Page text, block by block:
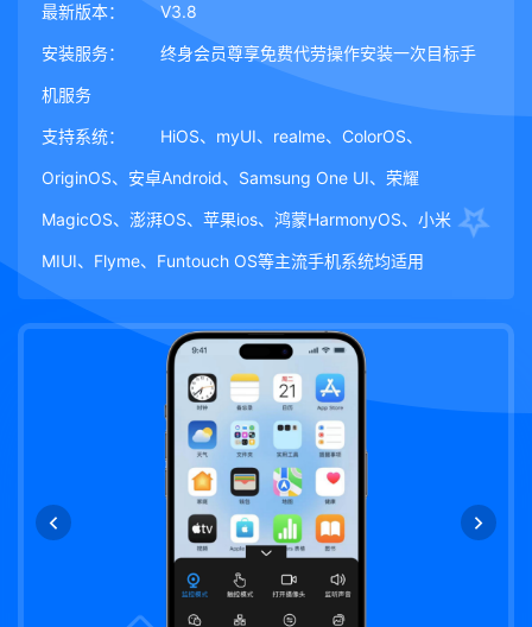
最新版本： V3.8
安装服务： 终身会员尊享免费代劳操作安装一次目标手
机服务
支持系统： HiOS、myUI、realme、ColorOS、
OriginOS、安卓Android、Samsung One UI、荣耀
MagicOS、澎湃OS、苹果ios、鸿蒙HarmonyOS、小米
MIUI、Flyme、Funtouch OS等主流手机系统均适用